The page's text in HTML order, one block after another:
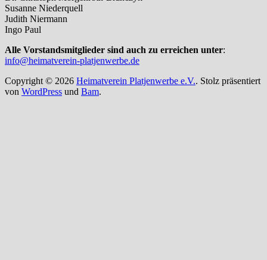
Susanne Niederquell
Judith Niermann
Ingo Paul
Alle Vorstandsmitglieder sind auch zu erreichen unter:
info@heimatverein-platjenwerbe.de
Copyright © 2026 Heimatverein Platjenwerbe e.V.. Stolz präsentiert
von WordPress und Bam.